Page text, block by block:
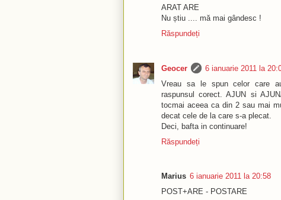
ARAT ARE
Nu știu .... mă mai gândesc !
Răspundeți
Geocer
6 ianuarie 2011 la
Vreau sa le spun celor care
raspunsul corect. AJUN si
tocmai aceea ca din 2 sau mai
decat cele de la care s-a plecat.
Deci, bafta in continuare!
Răspundeți
Marius 6 ianuarie 2011 la 20:58
POST+ARE - POSTARE